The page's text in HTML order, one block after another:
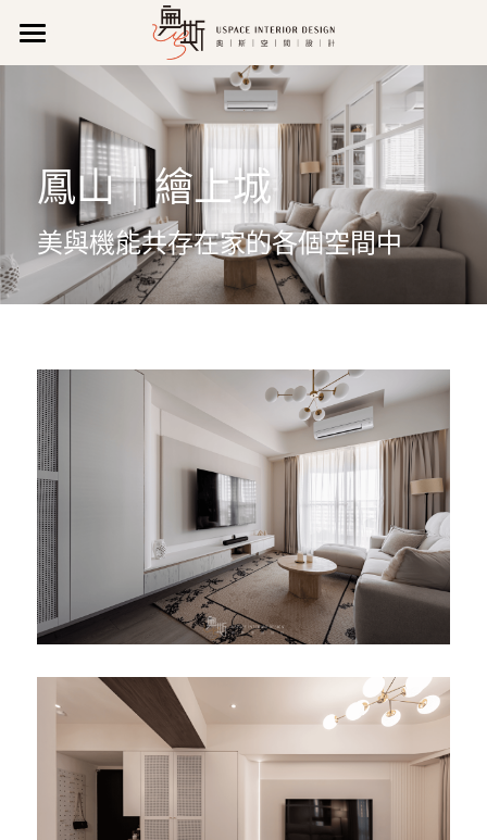
關 於 我 們
公司理念
公司特色
新聞報導
影音專區
專業執照
作品集
所有作品
新成屋
商業空間
輕裝潢
聯 絡 我 們
營業資訊
維修/售後服務
搜索
07 971 0520
LINE諮詢
鳳山｜繪上城
美與機能共存在家的各個空間中